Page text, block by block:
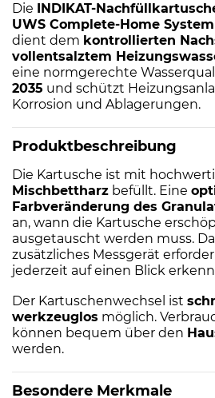
Die INDIKAT-
UWS Complete-Home System
dient dem kontrollierten
vollentsalztem
eine normgerechte
2035 und schützt
Korrosion und Ablagerungen.
Produktbeschreibung
Die Kartusche ist mit
Mischbettharz befüllt. Eine
Farbveränderung des
an, wann die Kartusche
ausgetauscht werden muss.
zusätzliches Messgerät
jederzeit auf einen Blick
Der Kartuschenwechsel ist
werkzeuglos möglich.
können bequem über den
werden.
Besondere Merkmale